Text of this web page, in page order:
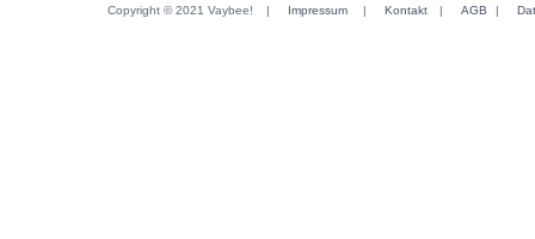
Copyright © 2021 Vaybee! | Impressum | Kontakt | AGB |